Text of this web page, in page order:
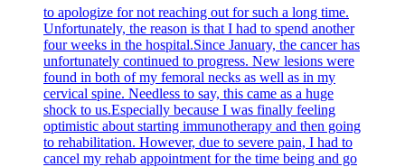
to apologize for not reaching out for such a long time.
Unfortunately, the reason is that I had to spend another
four weeks in the hospital.Since January, the cancer has
unfortunately continued to progress. New lesions were
found in both of my femoral necks as well as in my
cervical spine. Needless to say, this came as a huge
shock to us.Especially because I was finally feeling
optimistic about starting immunotherapy and then going
to rehabilitation. However, due to severe pain, I had to
cancel my rehab appointment for the time being and go